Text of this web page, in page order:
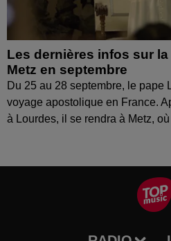
Les dernières infos sur
Metz en septembre
Du 25 au 28 septembre, le pape
voyage apostolique en France.
à Lourdes, il se rendra à Metz, où